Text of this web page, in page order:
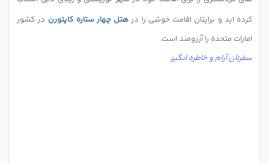
کرده اید و برایتان اقامت خوشی را در هتل چهار ستاره کاپتورن در کشور
امارات متحده را آرزومند است.
سفرتان آرام و خاطره انگیز.